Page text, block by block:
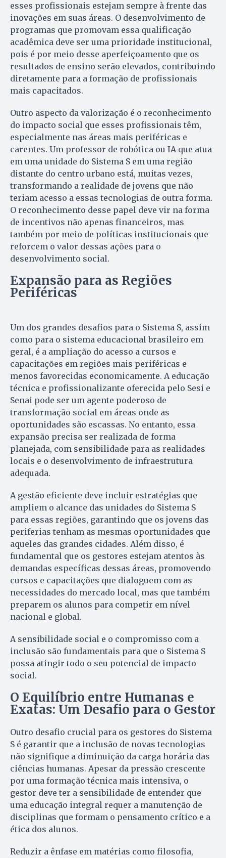
esses profissionais estejam sempre à frente das
inovações em suas áreas. O desenvolvimento de
programas que promovam essa qualificação
acadêmica deve ser uma prioridade institucional,
pois é por meio desse aperfeiçoamento que os
resultados de ensino serão elevados, contribuindo
diretamente para a formação de profissionais
mais capacitados.
Outro aspecto da valorização é o reconhecimento
do impacto social que esses profissionais têm,
especialmente nas áreas mais periféricas e
carentes. Um professor de robótica ou IA que atua
em uma unidade do Sistema S em uma região
distante do centro urbano está, muitas vezes,
transformando a realidade de jovens que não
teriam acesso a essas tecnologias de outra forma.
O reconhecimento desse papel deve vir na forma
de incentivos não apenas financeiros, mas
também por meio de políticas institucionais que
reforcem o valor dessas ações para o
desenvolvimento social.
Expansão para as Regiões
Periféricas
Um dos grandes desafios para o Sistema S, assim
como para o sistema educacional brasileiro em
geral, é a ampliação do acesso a cursos e
capacitações em regiões mais periféricas e
menos favorecidas economicamente. A educação
técnica e profissionalizante oferecida pelo Sesi e
Senai pode ser um agente poderoso de
transformação social em áreas onde as
oportunidades são escassas. No entanto, essa
expansão precisa ser realizada de forma
planejada, com sensibilidade para as realidades
locais e o desenvolvimento de infraestrutura
adequada.
A gestão eficiente deve incluir estratégias que
ampliem o alcance das unidades do Sistema S
para essas regiões, garantindo que os jovens das
periferias tenham as mesmas oportunidades que
aqueles das grandes cidades. Além disso, é
fundamental que os gestores estejam atentos às
demandas específicas dessas áreas, promovendo
cursos e capacitações que dialoguem com as
necessidades do mercado local, mas que também
preparem os alunos para competir em nível
nacional e global.
A sensibilidade social e o compromisso com a
inclusão são fundamentais para que o Sistema S
possa atingir todo o seu potencial de impacto
social.
O Equilíbrio entre Humanas e
Exatas: Um Desafio para o Gestor
Outro desafio crucial para os gestores do Sistema
S é garantir que a inclusão de novas tecnologias
não signifique a diminuição da carga horária das
ciências humanas. Apesar da pressão crescente
por uma formação técnica mais intensiva, o
gestor deve ter a sensibilidade de entender que
uma educação integral requer a manutenção de
disciplinas que formam o pensamento crítico e a
ética dos alunos.
Reduzir a ênfase em matérias como filosofia,